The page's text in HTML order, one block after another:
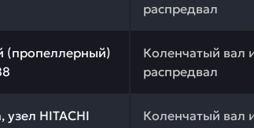
распредвал
(пропеллерный)
Коленчатый вал
распредвал
подбор. Вал, карданный
HITACHI
Коленчатый вал
подбор. Крышка отвала,